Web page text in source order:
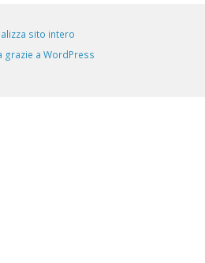
sito intero
grazie a WordPress